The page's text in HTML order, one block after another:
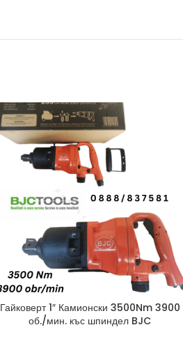
Гайковерт 1″ Камионски 3500Nm 3900
об./мин. къс шпиндел BJC